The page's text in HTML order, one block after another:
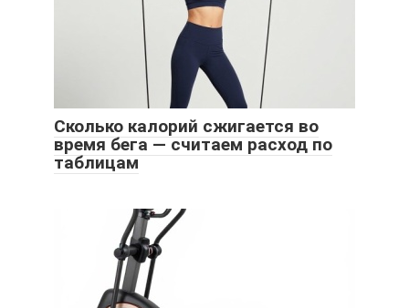
Сколько калорий сжигается во
время бега — считаем расход по
таблицам